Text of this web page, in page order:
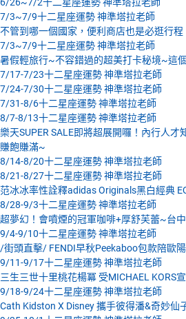
7/3~7/9十二星座運勢 神準塔拉老師
不管到哪一個國家，便利商店也是必逛行程
7/3~7/9十二星座運勢 神準塔拉老師
暑假輕旅行~不容錯過的超美打卡秘境~這
7/17-7/23十二星座運勢 神準塔拉老師
7/24-7/30十二星座運勢 神準塔拉老師
7/31-8/6十二星座運勢 神準塔拉老師
8/7-8/13十二星座運勢 神準塔拉老師
樂天SUPER SALE即將超展開囉！內行人
賺飽賺滿~
8/14-8/20十二星座運勢 神準塔拉老師
8/21-8/27十二星座運勢 神準塔拉老師
范冰冰率性詮釋adidas Originals黑白經典
8/28-9/3十二星座運勢 神準塔拉老師
超夢幻！會噴煙的冠軍咖啡+厚舒芙蕾~台
9/4-9/10十二星座運勢 神準塔拉老師
/街頭直擊/ FENDI早秋Peekaboo包款陪歐
9/11-9/17十二星座運勢 神準塔拉老師
三生三世十里桃花楊冪 受MICHAEL KORS
9/18-9/24十二星座運勢 神準塔拉老師
Cath Kidston X Disney 攜手彼得潘&奇妙仙